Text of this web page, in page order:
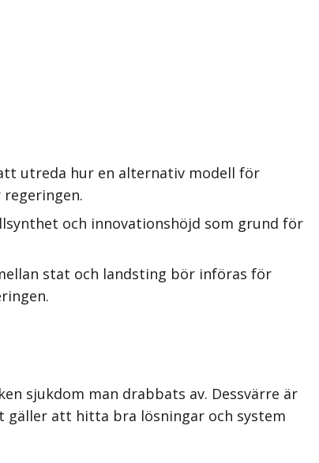
utreda hur en alternativ modell för
och innovationshöjd som grund för
stat och landsting bör införas för
sjukdom man drabbats av. Dessvärre är
gäller att hitta bra lösningar och system